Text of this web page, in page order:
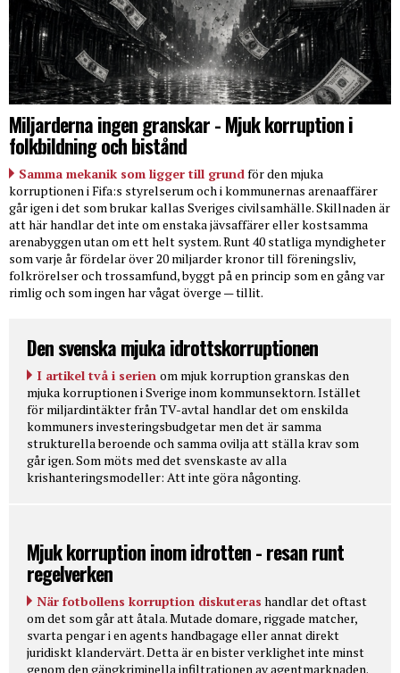
Miljarderna ingen granskar - Mjuk korruption i
folkbildning och bistånd
Samma mekanik som ligger till grund för den mjuka
korruptionen i Fifa:s styrelserum och i kommunernas arenaaffärer
går igen i det som brukar kallas Sveriges civilsamhälle. Skillnaden är
att här handlar det inte om enstaka jävsaffärer eller kostsamma
arenabyggen utan om ett helt system. Runt 40 statliga myndigheter
som varje år fördelar över 20 miljarder kronor till föreningsliv,
folkrörelser och trossamfund, byggt på en princip som en gång var
rimlig och som ingen har vågat överge — tillit.
Den svenska mjuka idrottskorruptionen
I artikel två i serien om mjuk korruption granskas den
mjuka korruptionen i Sverige inom kommunsektorn. Istället
för miljardintäkter från TV-avtal handlar det om enskilda
kommuners investeringsbudgetar men det är samma
strukturella beroende och samma ovilja att ställa krav som
går igen. Som möts med det svenskaste av alla
krishanteringsmodeller: Att inte göra någonting.
Mjuk korruption inom idrotten - resan runt
regelverken
När fotbollens korruption diskuteras handlar det oftast
om det som går att åtala. Mutade domare, riggade matcher,
svarta pengar i en agents handbagage eller annat direkt
juridiskt klandervärt. Detta är en bister verklighet inte minst
genom den gängkriminella infiltrationen av agentmarknaden.